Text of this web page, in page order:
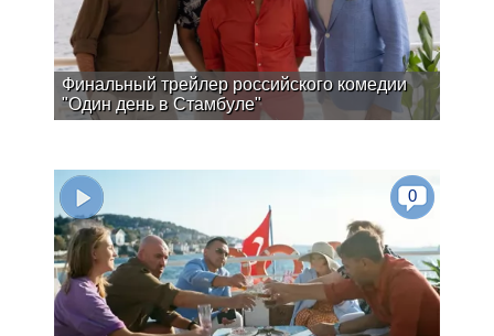
Финальный трейлер российского комедии
"Один день в Стамбуле"
0